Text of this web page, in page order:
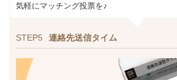
気軽にマッチング投票を♪
STEP5 連絡先送信タイム